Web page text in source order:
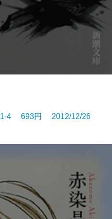
4 693円 2012/12/26